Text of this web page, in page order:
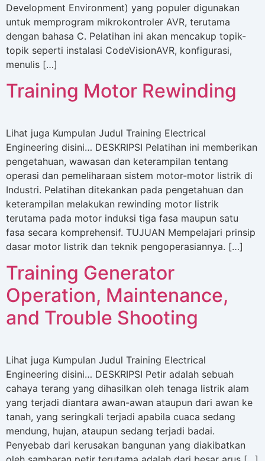
Development Environment) yang populer digunakan
untuk memprogram mikrokontroler AVR, terutama
dengan bahasa C. Pelatihan ini akan mencakup topik-
topik seperti instalasi CodeVisionAVR, konfigurasi,
menulis […]
Training Motor Rewinding
Lihat juga Kumpulan Judul Training Electrical
Engineering disini… DESKRIPSI Pelatihan ini memberikan
pengetahuan, wawasan dan keterampilan tentang
operasi dan pemeliharaan sistem motor-motor listrik di
Industri. Pelatihan ditekankan pada pengetahuan dan
keterampilan melakukan rewinding motor listrik
terutama pada motor induksi tiga fasa maupun satu
fasa secara komprehensif. TUJUAN Mempelajari prinsip
dasar motor listrik dan teknik pengoperasiannya. […]
Training Generator
Operation, Maintenance,
and Trouble Shooting
Lihat juga Kumpulan Judul Training Electrical
Engineering disini… DESKRIPSI Petir adalah sebuah
cahaya terang yang dihasilkan oleh tenaga listrik alam
yang terjadi diantara awan-awan ataupun dari awan ke
tanah, yang seringkali terjadi apabila cuaca sedang
mendung, hujan, ataupun sedang terjadi badai.
Penyebab dari kerusakan bangunan yang diakibatkan